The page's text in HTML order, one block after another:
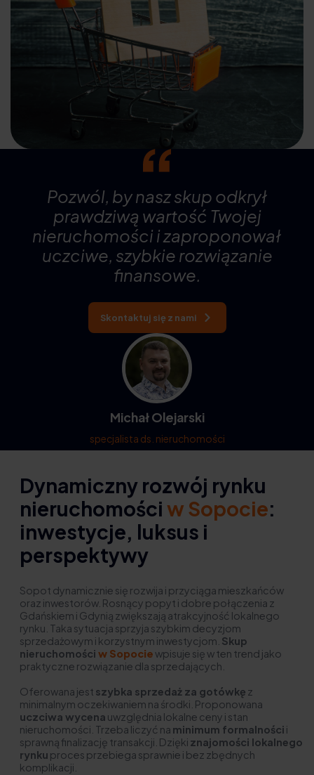
Pozwól, by nasz skup odkrył
prawdziwą wartość Twojej
nieruchomości i zaproponował
uczciwe, szybkie rozwiązanie
finansowe.
Skontaktuj się z nami
Michał Olejarski
specjalista ds. nieruchomości
Dynamiczny rozwój rynku
nieruchomościw Sopocie:
inwestycje, luksus i
perspektywy
Sopot dynamicznie się rozwija i przyciąga mieszkańców
oraz inwestorów. Rosnący popyt i dobre połączenia z
Gdańskiem i Gdynią zwiększają atrakcyjność lokalnego
rynku. Taka sytuacja sprzyja szybkim decyzjom
sprzedażowym i korzystnym inwestycjom. Skup
nieruchomościw Sopociewpisuje się w ten trend jako
praktyczne rozwiązanie dla sprzedających.
Oferowana jest szybka sprzedaż za gotówkę z
minimalnym oczekiwaniem na środki. Proponowana
uczciwa wycena uwzględnia lokalne ceny i stan
nieruchomości. Trzeba liczyć na minimum formalności i
sprawną finalizację transakcji. Dzięki znajomości lokalnego
rynku proces przebiega sprawnie i bez zbędnych
komplikacji.